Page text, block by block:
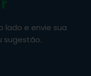
lado e envie sua
sugestão.